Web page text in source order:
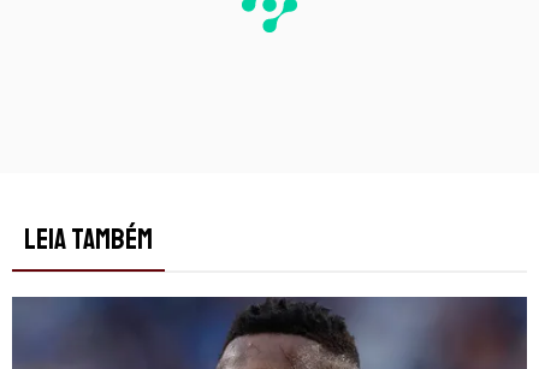
LEIA TAMBÉM